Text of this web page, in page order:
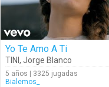
Yo Te Amo A Ti
TINI , Jorge Blanco
5 años | 3325 jugadas
Bialemos_